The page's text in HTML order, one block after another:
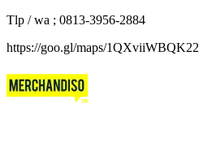
Tlp / wa ; 0813-3956-2884
https://goo.gl/maps/1QXviiWBQK22